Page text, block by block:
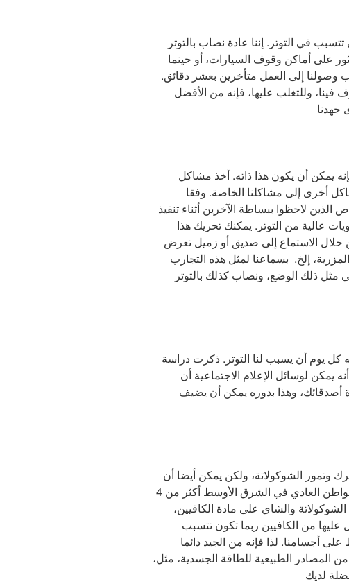
في التوتر. إننا عادة نصاب بالتوتر
على أماكن وقوف السيارات، أو حينما
إلى العمل متأخرين بعشر دقائق.
فينا، وللتغلب عليها، فإنه من الأفضل
يمكن أن يكون هذا ذاته. أخذ مشاكل
أخرى إلى مشاكلنا الخاصة. وفقا
2014، فإن الأشخاص الذين لاحظوا ببساطة الآخرين أثناء تنفيذ
عالية من التوتر. يمكنك تحريك هذا
خلال الاستماع إلى صديق أو زميل تعرض
إلخ. بسماعنا لمثل هذه التجارب
مثل ذلك الوضع، ونصاب كذلك بالتوتر
يوم أن يسبب لنا التوتر. ذكرت دراسة
للأبحاث سنة 2015 على أنه يمكن لوسائل الإعلام الاجتماعية أن
أصدقائك، وهذا بدوره يمكن أن يضيف
وتمور الشوكولاتة، ولكن يمكن أيضا أن
يكونا من أكبر أسباب التوتر. يشرب المواطن العادي في الشرق الأوسط أكثر من 4
والشاي على مادة الكافيين،
عليها من الكافيين ربما تكون تتسبب
أجسامنا. لذا فإنه من الجيد دائما
من المصادر الطبيعية للطاقة الجسدية، مثل،